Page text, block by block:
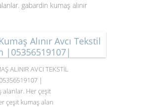
gabardin kumaş alınır
Alınır Avcı Tekstil
|05356519107|
ALINIR AVCI TEKSTİL
|
alanlar. Her çeşit
çeşit kumaş alan